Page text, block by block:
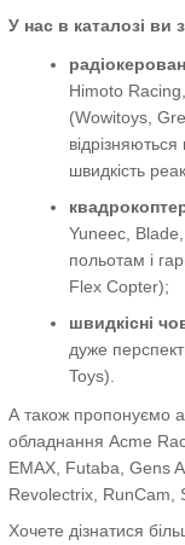
У нас в каталозі ви
Himoto
(Wowitoys,
швидкість
Yuneec,
польотам і
Flex Copter);
швидкісні
дуже
Toys).
А також пропонуємо
обладнання Acme
EMAX, Futaba, Gens
Revolectrix, RunCam,
Хочете дізнатися